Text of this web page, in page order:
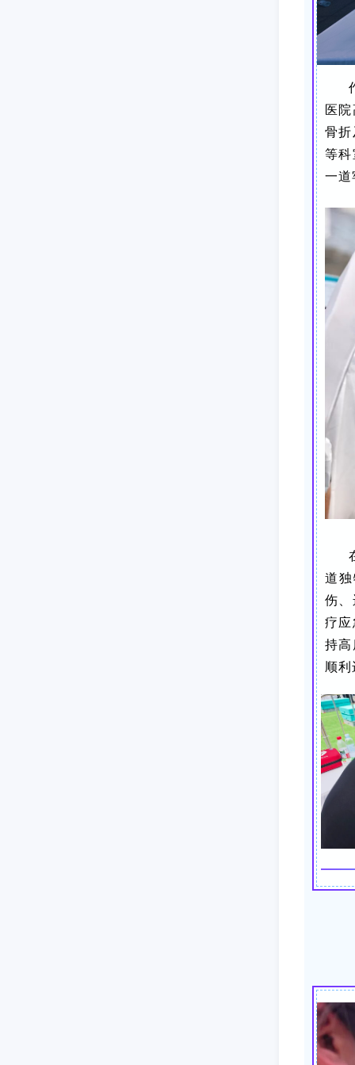
医
骨
等
一道
道
伤
疗
持
顺